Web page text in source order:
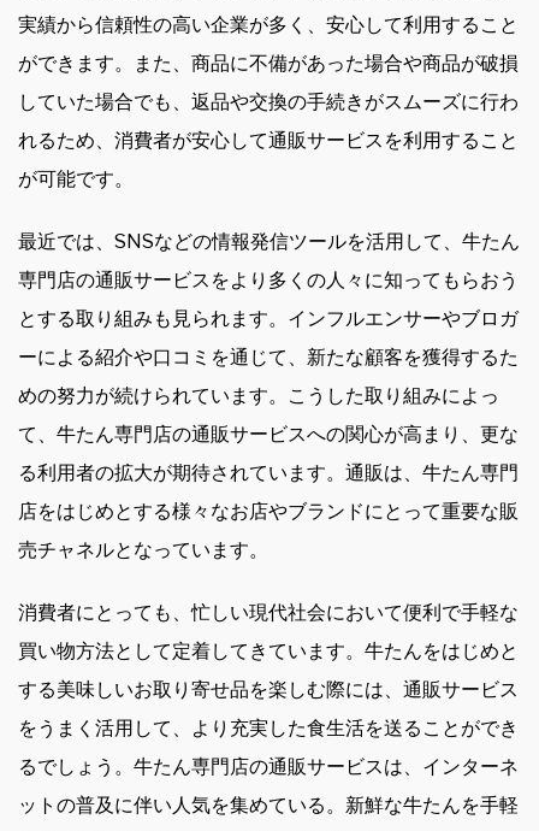
実績から信頼性の高い企業が多く、安心して利用すること
ができます。また、商品に不備があった場合や商品が破損
していた場合でも、返品や交換の手続きがスムーズに行わ
れるため、消費者が安心して通販サービスを利用すること
が可能です。
最近では、SNSなどの情報発信ツールを活用して、牛たん
専門店の通販サービスをより多くの人々に知ってもらおう
とする取り組みも見られます。インフルエンサーやブロガ
ーによる紹介や口コミを通じて、新たな顧客を獲得するた
めの努力が続けられています。こうした取り組みによっ
て、牛たん専門店の通販サービスへの関心が高まり、更な
る利用者の拡大が期待されています。通販は、牛たん専門
店をはじめとする様々なお店やブランドにとって重要な販
売チャネルとなっています。
消費者にとっても、忙しい現代社会において便利で手軽な
買い物方法として定着してきています。牛たんをはじめと
する美味しいお取り寄せ品を楽しむ際には、通販サービス
をうまく活用して、より充実した食生活を送ることができ
るでしょう。牛たん専門店の通販サービスは、インターネ
ットの普及に伴い人気を集めている。新鮮な牛たんを手軽